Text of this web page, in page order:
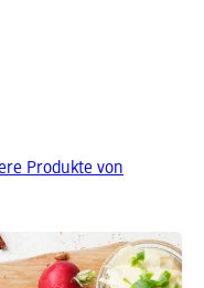
Produkte von